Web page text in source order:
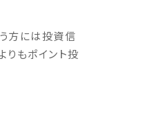
方には投資信
もポイント投